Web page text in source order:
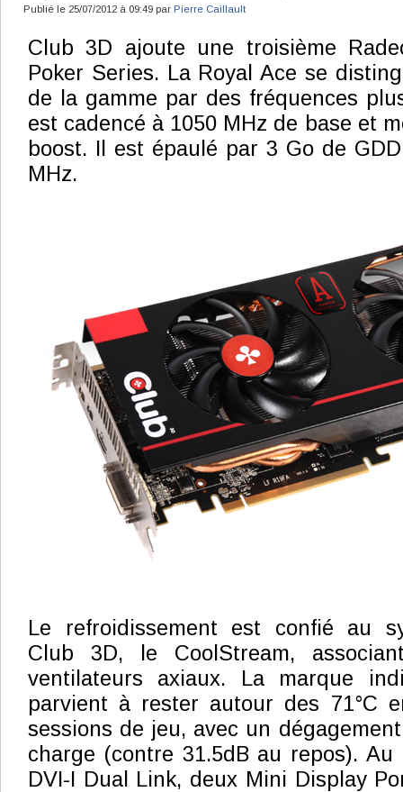
Publié le 25/07/2012 à 09:49 par Pierre Caillault
Club 3D ajoute une troisième
Poker Series. La Royal Ace se
de la gamme par des fréquences
est cadencé à 1050 MHz de base et
boost. Il est épaulé par 3 Go de
MHz.
Le refroidissement est confié au
Club 3D, le CoolStream,
ventilateurs axiaux. La marque
parvient à rester autour des 71°C
sessions de jeu, avec un
charge (contre 31.5dB au repos).
DVI-I Dual Link, deux Mini Display